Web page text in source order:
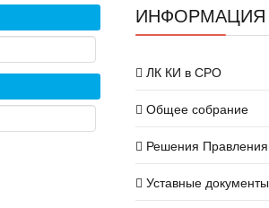
ИНФОРМАЦИЯ
ЛК КИ в СРО
Общее собрание
Решения Правления
Уставные документы